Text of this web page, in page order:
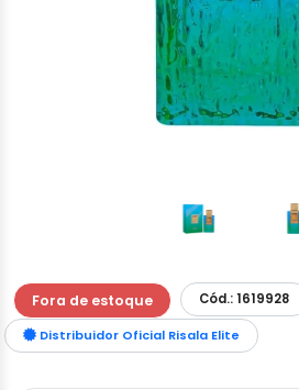
Fora de estoque Cód.: 1619928
Distribuidor Oficial Risala Elite